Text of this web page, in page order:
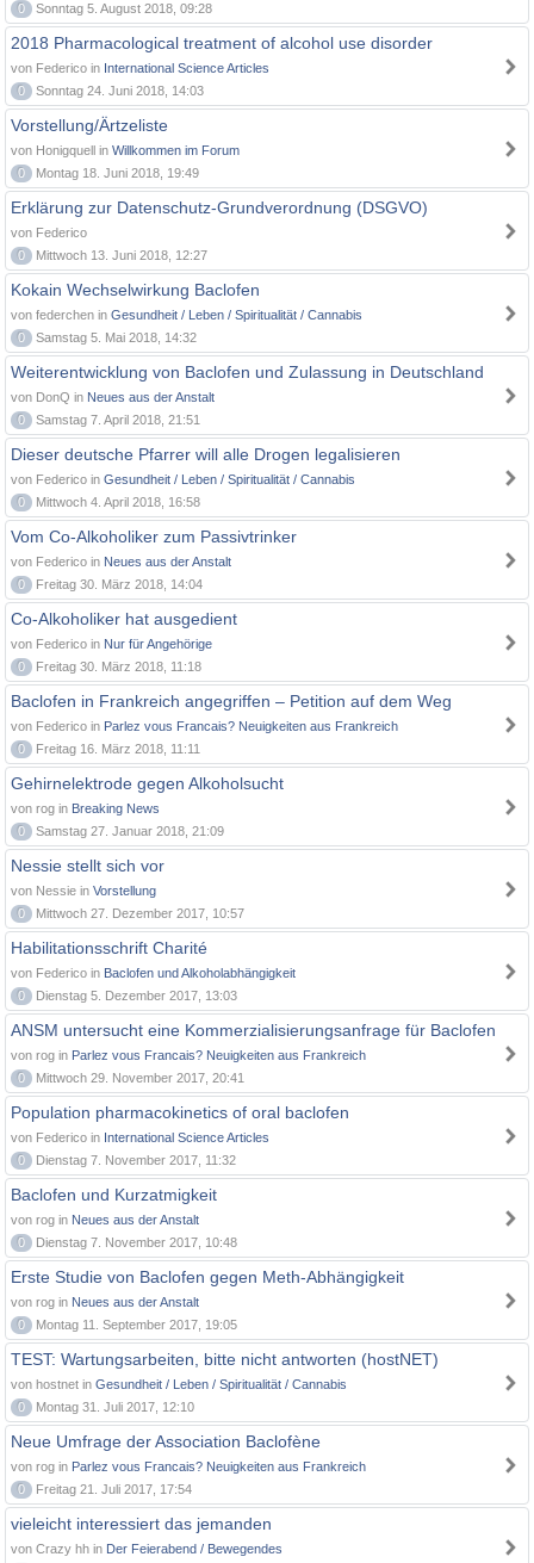
0
Sonntag 5. August 2018, 09:28
2018 Pharmacological treatment of alcohol use disorder
von Federico in International Science Articles
0
Sonntag 24. Juni 2018, 14:03
Vorstellung/Ärtzeliste
von Honigquell in Willkommen im Forum
0
Montag 18. Juni 2018, 19:49
Erklärung zur Datenschutz-Grundverordnung (DSGVO)
von Federico
0
Mittwoch 13. Juni 2018, 12:27
Kokain Wechselwirkung Baclofen
von federchen in Gesundheit / Leben / Spiritualität / Cannabis
0
Samstag 5. Mai 2018, 14:32
Weiterentwicklung von Baclofen und Zulassung in Deutschland
von DonQ in Neues aus der Anstalt
0
Samstag 7. April 2018, 21:51
Dieser deutsche Pfarrer will alle Drogen legalisieren
von Federico in Gesundheit / Leben / Spiritualität / Cannabis
0
Mittwoch 4. April 2018, 16:58
Vom Co-Alkoholiker zum Passivtrinker
von Federico in Neues aus der Anstalt
0
Freitag 30. März 2018, 14:04
Co-Alkoholiker hat ausgedient
von Federico in Nur für Angehörige
0
Freitag 30. März 2018, 11:18
Baclofen in Frankreich angegriffen – Petition auf dem Weg
von Federico in Parlez vous Francais? Neuigkeiten aus Frankreich
0
Freitag 16. März 2018, 11:11
Gehirnelektrode gegen Alkoholsucht
von rog in Breaking News
0
Samstag 27. Januar 2018, 21:09
Nessie stellt sich vor
von Nessie in Vorstellung
0
Mittwoch 27. Dezember 2017, 10:57
Habilitationsschrift Charité
von Federico in Baclofen und Alkoholabhängigkeit
0
Dienstag 5. Dezember 2017, 13:03
ANSM untersucht eine Kommerzialisierungsanfrage für Baclofen
von rog in Parlez vous Francais? Neuigkeiten aus Frankreich
0
Mittwoch 29. November 2017, 20:41
Population pharmacokinetics of oral baclofen
von Federico in International Science Articles
0
Dienstag 7. November 2017, 11:32
Baclofen und Kurzatmigkeit
von rog in Neues aus der Anstalt
0
Dienstag 7. November 2017, 10:48
Erste Studie von Baclofen gegen Meth-Abhängigkeit
von rog in Neues aus der Anstalt
0
Montag 11. September 2017, 19:05
TEST: Wartungsarbeiten, bitte nicht antworten (hostNET)
von hostnet in Gesundheit / Leben / Spiritualität / Cannabis
0
Montag 31. Juli 2017, 12:10
Neue Umfrage der Association Baclofène
von rog in Parlez vous Francais? Neuigkeiten aus Frankreich
0
Freitag 21. Juli 2017, 17:54
vieleicht interessiert das jemanden
von Crazy hh in Der Feierabend / Bewegendes